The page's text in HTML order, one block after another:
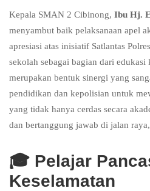
Kepala SMAN 2 Cibinong, Ibu Hj.
menyambut baik pelaksanaan apel
apresiasi atas inisiatif Satlantas
sekolah sebagai bagian dari
merupakan bentuk sinergi yang
pendidikan dan kepolisian untuk
yang tidak hanya cerdas secara
dan bertanggung jawab di jalan
🎓 Pelajar
Keselamatan